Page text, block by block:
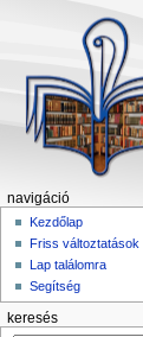
navigáció
Kezdőlap
Friss változtatások
Lap találomra
Segítség
keresés